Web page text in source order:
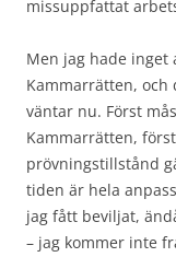
missuppfattat
Men jag hade inget
Kammarrätten, och
väntar nu. Först
Kammarrätten,
prövningstillstånd
tiden är hela
jag fått beviljat,
– jag kommer inte